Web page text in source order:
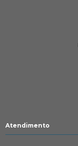
Atendimento